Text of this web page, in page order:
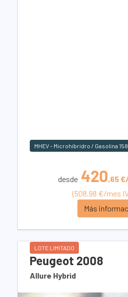
MHEV - Microhíbridro / Gasolina
desde 420,65
(508.98 €/mes
Más
LOTE LIMITADO
Peugeot 2008
Allure Hybrid